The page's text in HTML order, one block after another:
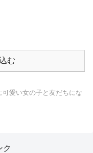
む
愛い女の子と友だちにな
ク